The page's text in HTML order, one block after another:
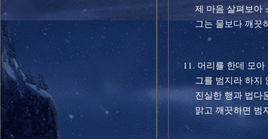
제 마음 살펴보아
그는 물보다 깨끗하
11. 머리를 한데 모아
그를 범지라 하지
진실한 행과 법다
맑고 깨끗하면 범